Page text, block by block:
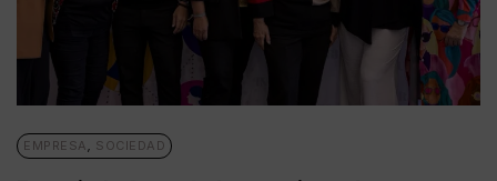
EMPRESA , SOCIEDAD